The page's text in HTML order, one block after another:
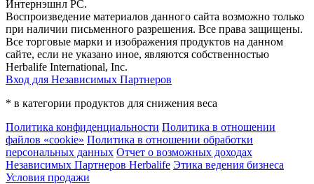
Интернэшнл РС.
Воспроизведение материалов данного сайта возможно только
при наличии письменного разрешения. Все права защищены.
Все торговые марки и изображения продуктов на данном
сайте, если не указано иное, являются собственностью
Herbalife International, Inc.
Вход для Независимых Партнеров
* в категории продуктов для снижения веса
Политика конфиденциальности Политика в отношении
файлов «cookie» Политика в отношении обработки
персональных данных Отчет о возможных доходах
Независимых Партнеров Herbalife Этика ведения бизнеса
Условия продажи